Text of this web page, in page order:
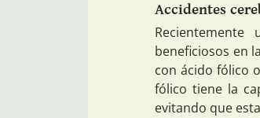
Accidentes
beneficiosos en
con ácido fólico
fólico tiene la
evitando que